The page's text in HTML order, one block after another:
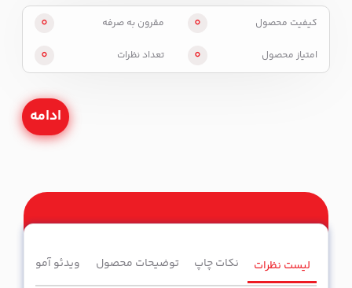
کیفیت محصول 0 مقرون به صرفه 0
امتیاز محصول 0 تعداد نظرات 0
ادامه
لیست نظرات نکات چاپ توضیحات محصول ویدئو آموزشی